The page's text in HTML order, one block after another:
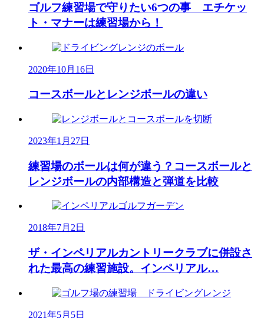
ゴルフ練習場で守りたい6つの事 エチケッ
ト・マナーは練習場から！
2020年10月16日
コースボールとレンジボールの違い
2023年1月27日
練習場のボールは何が違う？コースボールと
レンジボールの内部構造と弾道を比較
2018年7月2日
ザ・インペリアルカントリークラブに併設さ
れた最高の練習施設。インペリアル…
2021年5月5日